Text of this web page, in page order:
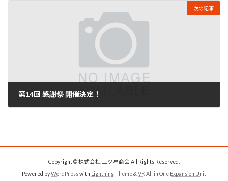
次の記事
第14回 感謝祭 開催決定！
Copyright © 株式会社 三ツ星商会 All Rights Reserved.
Powered byWordPresswith Lightning Theme& VK All in One Expansion Unit